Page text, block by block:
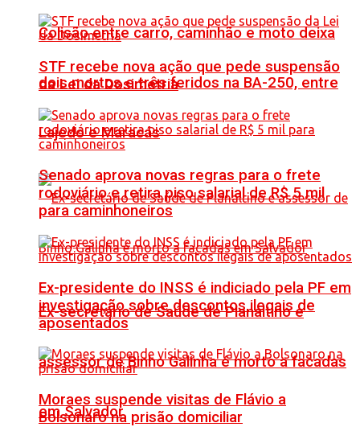
Colisão entre carro, caminhão e moto deixa
dois mortos e três feridos na BA-250, entre
Lajedo e Maracás
Ex-secretário de Saúde de Planaltino e
assessor de Binho Galinha é morto a facadas
em Salvador
STF recebe nova ação que pede suspensão
da Lei da Dosimetria
Senado aprova novas regras para o frete
rodoviário e retira piso salarial de R$ 5 mil
para caminhoneiros
Ex-presidente do INSS é indiciado pela PF em
investigação sobre descontos ilegais de
aposentados
Moraes suspende visitas de Flávio a
Bolsonaro na prisão domiciliar